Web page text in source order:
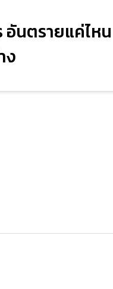
อันตรายแค่ไหน
ง